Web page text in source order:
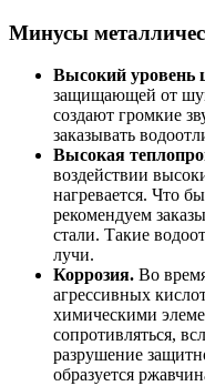
Минусы
Высокий уровень
защищающей от
создают громкие
заказывать
Высокая
воздействии
нагревается. Что
рекомендуем
стали. Такие
лучи.
Коррозия. Во
агрессивных
химическими
сопротивляться,
разрушение
образуется